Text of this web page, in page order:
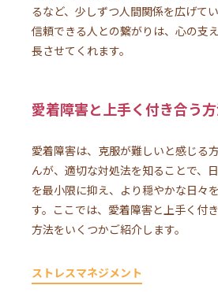
るなど、少しずつ人間関係を広げて
信頼できる人との繋がりは、心の支
長させてくれます。
愛着障害と上手く付き合う
愛着障害は、克服が難しいと感じる
んが、適切な対処法を知ることで、
を最小限に抑え、より穏やかな日々
す。ここでは、愛着障害と上手く付
方法をいくつかご紹介します。
ストレスマネジメント